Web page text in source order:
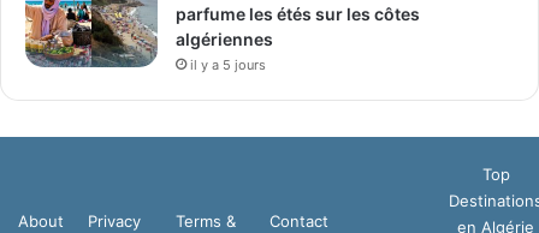
parfume les étés sur les côtes
algériennes
il y a 5 jours
About Privacy Terms & Contact
Top
en Algérie